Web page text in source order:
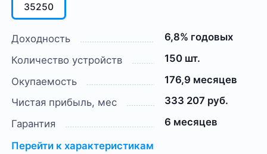
35250
Доходность
6,8% годовых
Количество устройств
150 шт.
Окупаемость
176,9 месяцев
Чистая прибыль, мес
333 207 руб.
Гарантия
6 месяцев
Перейти к характеристикам